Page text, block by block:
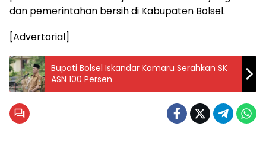
dan pemerintahan bersih di Kabupaten Bolsel.
[Advertorial]
Bupati Bolsel Iskandar Kamaru Serahkan SK
ASN 100 Persen